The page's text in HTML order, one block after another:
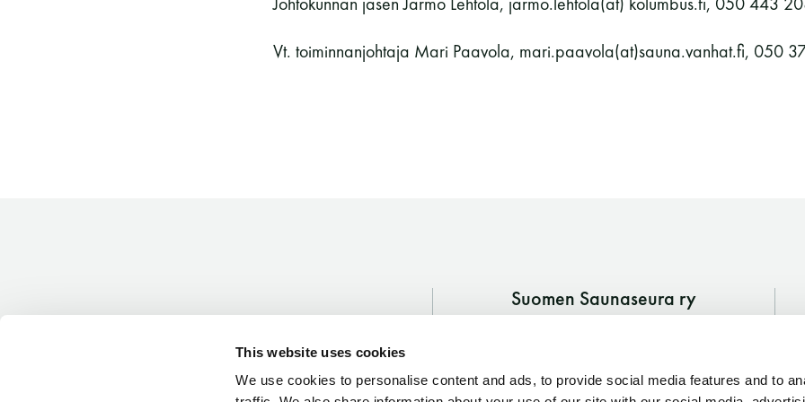
This website uses cookies
We use cookies to personalise content and ads, to provide social media features and to
Vt. toiminnanjohtaja Mari Paavola, mari.paavola(at)sauna.vanhat.fi, 050
Suomen Saunaseura ry
(saunojen aukioloaikana)